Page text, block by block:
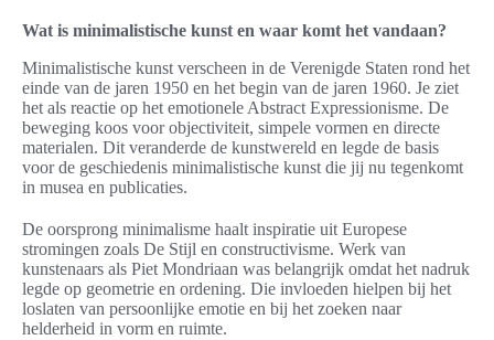
Wat is minimalistische kunst en waar komt het vandaan?
Minimalistische kunst verscheen in de Verenigde Staten rond het
einde van de jaren 1950 en het begin van de jaren 1960. Je ziet
het als reactie op het emotionele Abstract Expressionisme. De
beweging koos voor objectiviteit, simpele vormen en directe
materialen. Dit veranderde de kunstwereld en legde de basis
voor de geschiedenis minimalistische kunst die jij nu tegenkomt
in musea en publicaties.
De oorsprong minimalisme haalt inspiratie uit Europese
stromingen zoals De Stijl en constructivisme. Werk van
kunstenaars als Piet Mondriaan was belangrijk omdat het nadruk
legde op geometrie en ordening. Die invloeden hielpen bij het
loslaten van persoonlijke emotie en bij het zoeken naar
helderheid in vorm en ruimte.